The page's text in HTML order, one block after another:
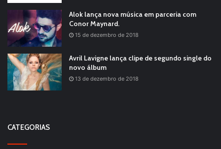
Alok lança nova música em parceria com
Conor Maynard.
15 de dezembro de 2018
Avril Lavigne lança clipe de segundo single do
novo álbum
13 de dezembro de 2018
CATEGORIAS